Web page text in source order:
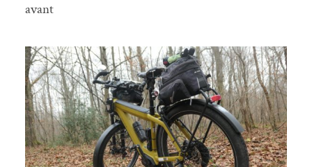
avant